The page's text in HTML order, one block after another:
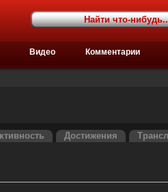
Видео Комментарии
Достижения